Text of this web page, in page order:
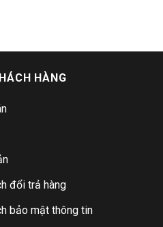
HÀNG
đổi trả hàng
bảo mật thông tin